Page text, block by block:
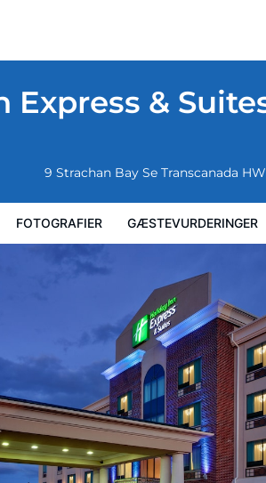
Express &
9 Strachan Bay Se Transcanada
FOTOGRAFIER GÆSTEVURDERINGER
Medicine Hat Transcanada Hwy